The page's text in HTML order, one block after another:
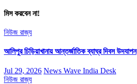
মিস করবেন না!
নিউজ রাজ্য
আলিপুর চিড়িয়াখানায় আন্তর্জাতিক ব্যাঘ্র দিবস উদযাপন
Jul 29, 2026 News Wave India Desk
নিউজ রাজ্য